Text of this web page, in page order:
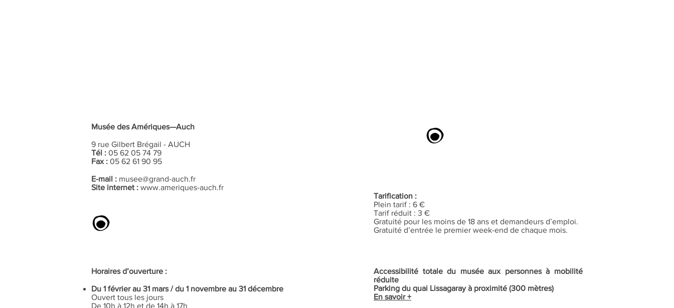
Musée des Amériques—Auch
9 rue Gilbert Brégail - AUCH
Tél : 05 62 05 74 79
Fax : 05 62 61 90 95
E-mail : musee@grand-auch.fr
Site internet : www.ameriques-auch.fr
Horaires d’ouverture :
Du 1 février au 31 mars / du 1 novembre au 31 décembre
Ouvert tous les jours
De 10h à 12h et de 14h à 17h
Tarification :
Plein tarif : 6 €
Tarif réduit : 3 €
Gratuité pour les moins de 18 ans et demandeurs d’emploi.
Gratuité d’entrée le premier week-end de chaque mois.
Accessibilité totale du musée aux personnes à mobilité
réduite
Parking du quai Lissagaray à proximité (300 mètres)
En savoir +